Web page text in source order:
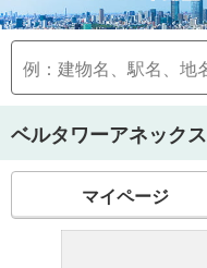
ベルタワーアネックス
マイページ